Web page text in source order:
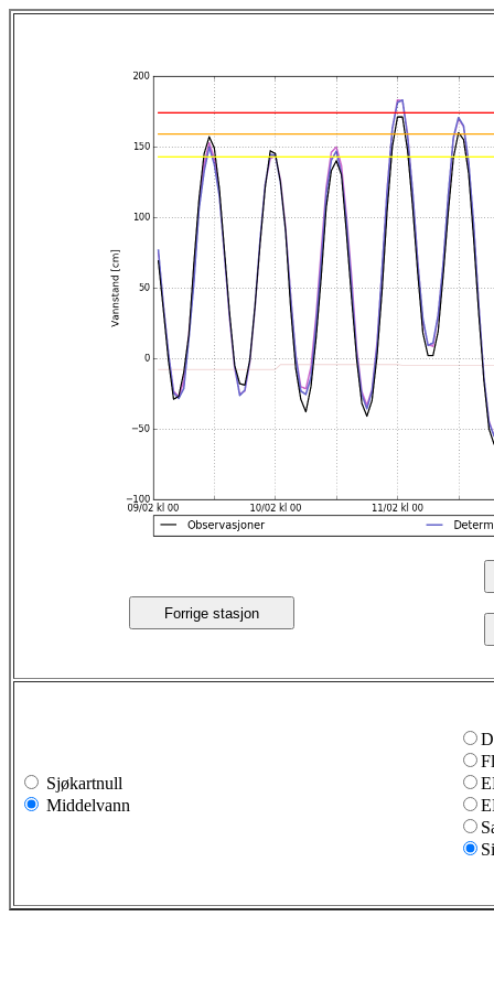
Forrige stasjon
Sjøkartnull
Middelvann